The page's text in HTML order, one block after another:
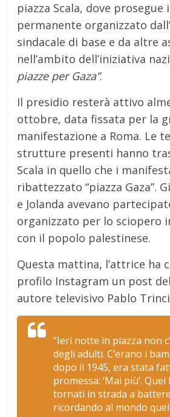
piazza Scala, dove prosegue
permanente organizzato
sindacale di base e da altre
nell’ambito dell’iniziativa
piazze per Gaza”.
Il presidio resterà attivo
ottobre, data fissata per la
manifestazione a Roma. Le
strutture presenti hanno
Scala in quello che i
ribattezzato “piazza Gaza”.
e Jolanda avevano
organizzato per lo sciopero
con il popolo palestinese.
Questa mattina, l’attrice ha
profilo Instagram un post
autore televisivo Pablo
“Ieri notte in piazza non
degli adulti. C’erano i
dopo il 1945, era stata
promessa: ‘Mai più’.
tornati in strada a
ricordando al mondo